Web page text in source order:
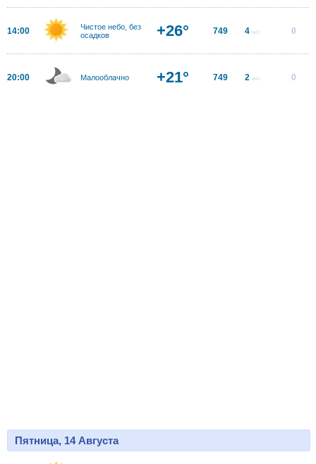
14:00
Чистое небо, без
осадков
+26° 749 4 м/с 0
20:00 Малооблачно +21° 749 2 м/с 0
Пятница, 14 Августа